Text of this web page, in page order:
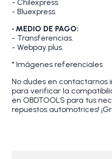
- Chilexpress.
- Bluexpress.
• MEDIO DE PAGO:
- Transferencias.
- Webpay plus.
* Imágenes referenciales
No dudes en contactarnos
para verificar la
en OBDTOOLS para tus
repuestos automotrices!